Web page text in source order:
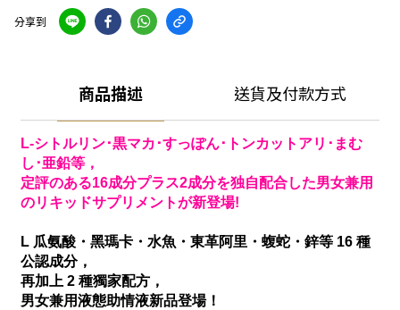
分享到
商品描述 送貨及付款方式
L-シトルリン･黒マカ･すっぽん･トンカットアリ･まむ
し･亜鉛等，
定評のある16成分プラス2成分を独自配合した男女兼用
のリキッドサプリメントが新登場!
L 瓜氨酸・黑瑪卡・水魚・東革阿里・蝮蛇・鋅等 16 種
公認成分，
再加上 2 種獨家配方，
男女兼用液態助情液新品登場！